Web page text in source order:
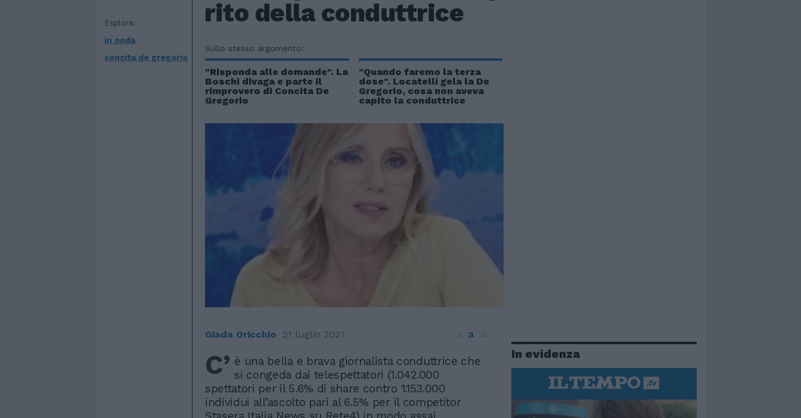
rito della conduttrice
Esplora:
in onda
concita de gregorio
Sullo stesso argomento:
"Risponda alle domande". La
Boschi divaga e parte il
rimprovero di Concita De
Gregorio
"Quando faremo la terza
dose". Locatelli gela la De
Gregorio, cosa non aveva
capito la conduttrice
Giada Oricchio 21 luglio 2021 a
C’ è una bella e brava giornalista conduttrice che
si congeda dai telespettatori (1.042.000
spettatori per il 5.6% di share contro 1.153.000
individui all’ascolto pari al 6.5% per il competitor
In evidenza